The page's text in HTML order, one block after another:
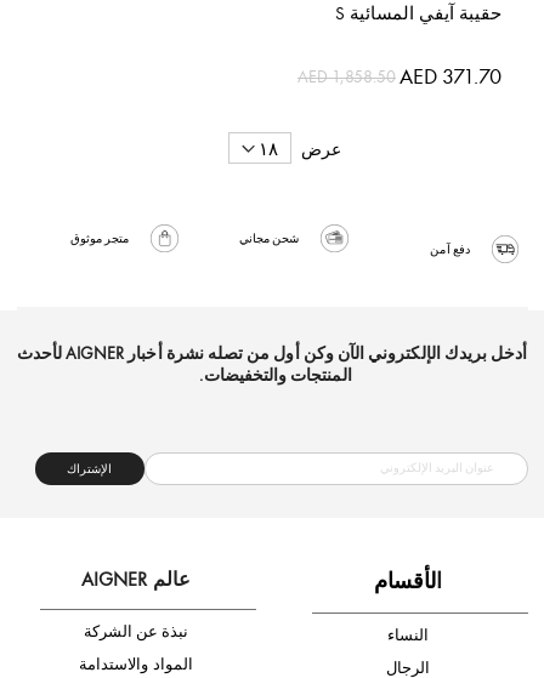
حقيبة آيفي المسائية S
السعر
AED 371.70
AED 1,858.50
عرض